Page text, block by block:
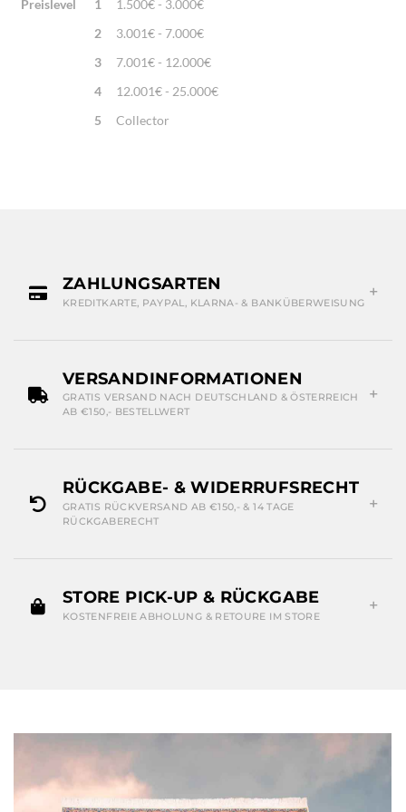
Preislevel
1
1.500€ - 3.000€
2
3.001€ - 7.000€
3
7.001€ - 12.000€
4
12.001€ - 25.000€
5
Collector
ZAHLUNGSARTEN
KREDITKARTE, PAYPAL, KLARNA- & BANKÜBERWEISUNG
VERSANDINFORMATIONEN
GRATIS VERSAND NACH DEUTSCHLAND & ÖSTERREICH
AB €150,- BESTELLWERT
RÜCKGABE- & WIDERRUFSRECHT
GRATIS RÜCKVERSAND AB €150,- & 14 TAGE
RÜCKGABERECHT
STORE PICK-UP & RÜCKGABE
KOSTENFREIE ABHOLUNG & RETOURE IM STORE